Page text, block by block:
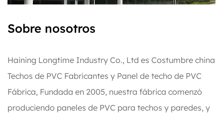
Sobre nosotros
Haining Longtime Industry Co., Ltd es Costumbre china
Techos de PVC Fabricantes y Panel de techo de PVC
Fábrica, Fundada en 2005, nuestra fábrica comenzó
produciendo paneles de PVC para techos y paredes, y